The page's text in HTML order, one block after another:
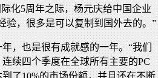
化5周年之际，杨元庆给中国企业
验，很多是可以复制到国外去的。”
，也是很有成就感的一年。“我们
续四个季度在全球所有主要的PC
了10%的市场份额，并且还在不断